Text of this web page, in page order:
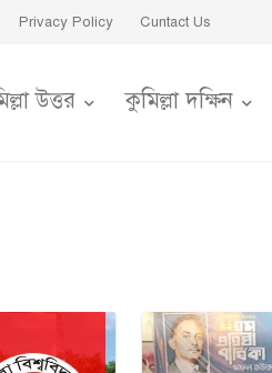
Privacy Policy Cuntact Us
উত্তর কুমিল্লা দক্ষিন